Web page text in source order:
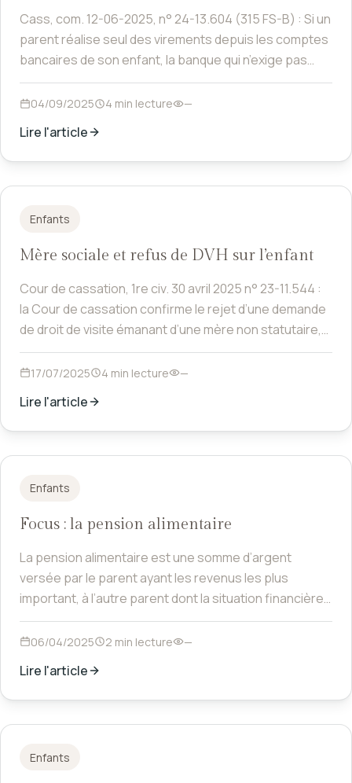
Cass, com. 12-06-2025, n° 24-13.604 (315 FS-B) : Si un
parent réalise seul des virements depuis les comptes
bancaires de son enfant, la banque qui n’exige pas
l’accord de l’autre parent peut engager sa
responsabilité.
04/09/2025 4 min lecture —
Lire l'article
Enfants
Mère sociale et refus de DVH sur l’enfant
Cour de cassation, 1re civ. 30 avril 2025 n° 23-11.544 :
la Cour de cassation confirme le rejet d’une demande
de droit de visite émanant d’une mère non statutaire,
malgré l’établissement d’un projet parental commun à
la naissance, au nom de l’intérêt supérieur de l’enfant.
17/07/2025 4 min lecture —
Lire l'article
Enfants
Focus : la pension alimentaire
La pension alimentaire est une somme d’argent
versée par le parent ayant les revenus les plus
important, à l’autre parent dont la situation financière
est inférieure.
06/04/2025 2 min lecture —
Lire l'article
Enfants